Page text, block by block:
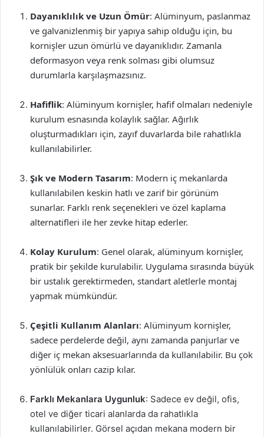
Dayanıklılık ve Uzun Ömür: Alüminyum, paslanmaz
ve galvanizlenmiş bir yapıya sahip olduğu için, bu
kornişler uzun ömürlü ve dayanıklıdır. Zamanla
deformasyon veya renk solması gibi olumsuz
durumlarla karşılaşmazsınız.
Hafiflik: Alüminyum kornişler, hafif olmaları nedeniyle
kurulum esnasında kolaylık sağlar. Ağırlık
oluşturmadıkları için, zayıf duvarlarda bile rahatlıkla
kullanılabilirler.
Şık ve Modern Tasarım: Modern iç mekanlarda
kullanılabilen keskin hatlı ve zarif bir görünüm
sunarlar. Farklı renk seçenekleri ve özel kaplama
alternatifleri ile her zevke hitap ederler.
Kolay Kurulum: Genel olarak, alüminyum kornişler,
pratik bir şekilde kurulabilir. Uygulama sırasında büyük
bir ustalık gerektirmeden, standart aletlerle montaj
yapmak mümkündür.
Çeşitli Kullanım Alanları: Alüminyum kornişler,
sadece perdelerde değil, aynı zamanda panjurlar ve
diğer iç mekan aksesuarlarında da kullanılabilir. Bu çok
yönlülük onları cazip kılar.
Farklı Mekanlara Uygunluk: Sadece ev değil, ofis,
otel ve diğer ticari alanlarda da rahatlıkla
kullanılabilirler. Görsel açıdan mekana modern bir